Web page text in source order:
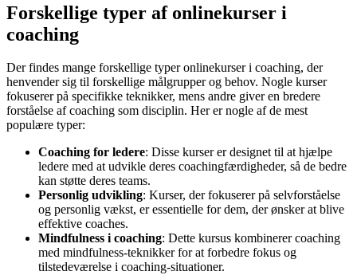
Forskellige typer af onlinekurser i
coaching
Der findes mange forskellige typer onlinekurser i coaching, der
henvender sig til forskellige målgrupper og behov. Nogle kurser
fokuserer på specifikke teknikker, mens andre giver en bredere
forståelse af coaching som disciplin. Her er nogle af de mest
populære typer:
Coaching for ledere: Disse kurser er designet til at hjælpe
ledere med at udvikle deres coachingfærdigheder, så de bedre
kan støtte deres teams.
Personlig udvikling: Kurser, der fokuserer på selvforståelse
og personlig vækst, er essentielle for dem, der ønsker at blive
effektive coaches.
Mindfulness i coaching: Dette kursus kombinerer coaching
med mindfulness-teknikker for at forbedre fokus og
tilstedeværelse i coaching-situationer.